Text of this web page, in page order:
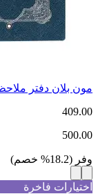
مون بلان دفتر
409.00
500.00
وفر (
18.2
% خصم)
اختيارات فاخرة